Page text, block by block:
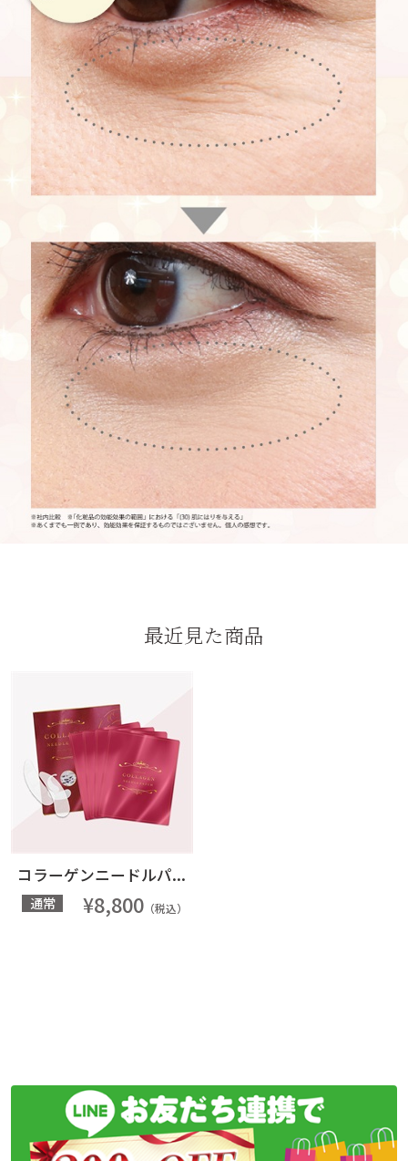
最近見た商品
コラーゲンニードルパ...
通常 ¥8,800 （税込）